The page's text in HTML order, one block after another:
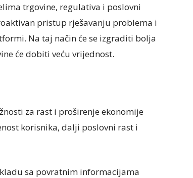
trgovine, regulativa i poslovni
pristup rješavanju problema i
Na taj način će se izgraditi bolja
će dobiti veću vrijednost.
za rast i proširenje ekonomije
korisnika, dalji poslovni rast i
sa povratnim informacijama